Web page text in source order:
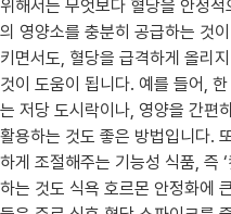
위해서는 무엇보다 혈당을 안정
의 영양소를 충분히 공급하는 것
키면서도, 혈당을 급격하게 올리
것이 도움이 됩니다. 예를 들어,
는 저당 도시락이나, 영양을 간편
활용하는 것도 좋은 방법입니다.
하게 조절해주는 기능성 식품, 즉
하는 것도 식욕 호르몬 안정화에